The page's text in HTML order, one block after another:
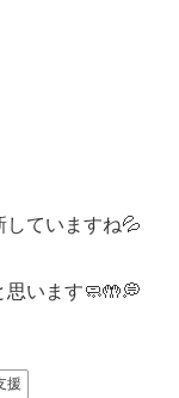
していますね💦
思います🧼🤲💭
援